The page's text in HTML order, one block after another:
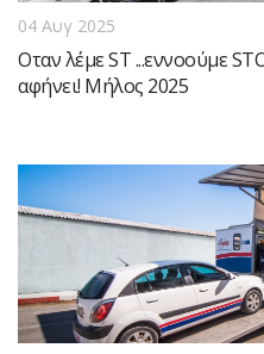
04 Αυγ 2025
Οταν λέμε ST ...εννοούμε
αφήνει! Μήλος 2025